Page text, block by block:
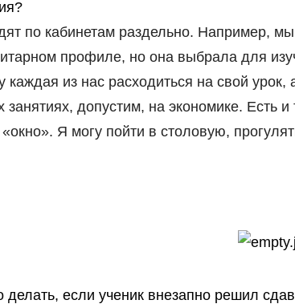
по кабинетам раздельно. Например,
профиле, но она выбрала для
каждая из нас расходиться на свой
занятиях, допустим, на экономике. Есть
«окно». Я могу пойти в столовую,
если ученик внезапно решил